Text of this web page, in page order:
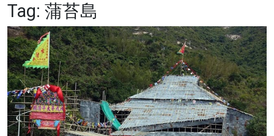
健康
商業
科技
影片
名家榜
Tag: 蒲苔島